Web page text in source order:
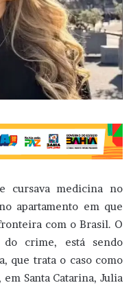
cursava medicina no
apartamento em que
com o Brasil. O
do crime, está sendo
que trata o caso como
Santa Catarina, Julia